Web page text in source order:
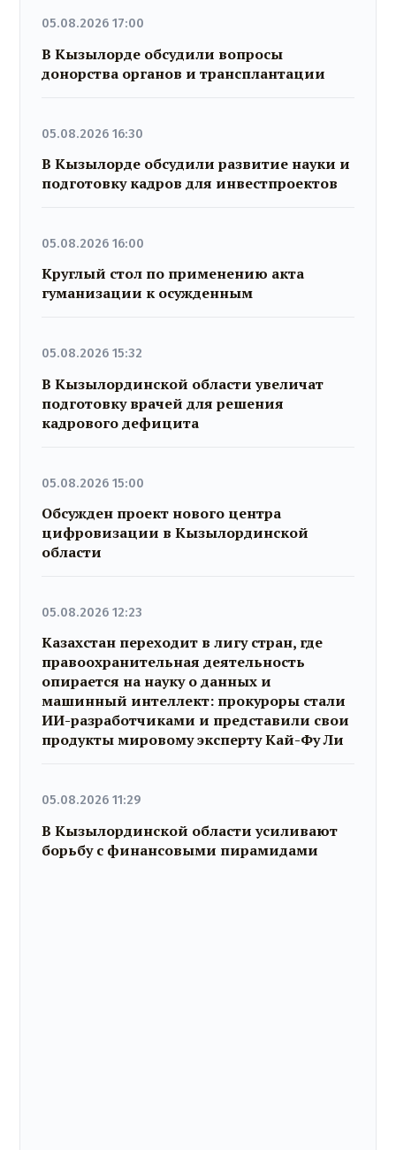
05.08.2026 17:00
В Кызылорде обсудили вопросы
донорства органов и трансплантации
05.08.2026 16:30
В Кызылорде обсудили развитие науки и
подготовку кадров для инвестпроектов
05.08.2026 16:00
Круглый стол по применению акта
гуманизации к осужденным
05.08.2026 15:32
В Кызылординской области увеличат
подготовку врачей для решения
кадрового дефицита
05.08.2026 15:00
Обсужден проект нового центра
цифровизации в Кызылординской
области
05.08.2026 12:23
Казахстан переходит в лигу стран, где
правоохранительная деятельность
опирается на науку о данных и
машинный интеллект: прокуроры стали
ИИ-разработчиками и представили свои
продукты мировому эксперту Кай-Фу Ли
05.08.2026 11:29
В Кызылординской области усиливают
борьбу с финансовыми пирамидами